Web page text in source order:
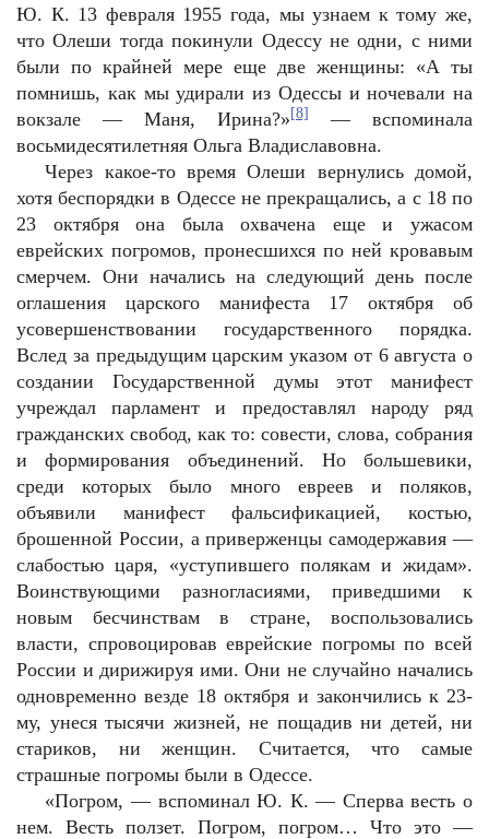
Ю. К. 13 февраля 1955 года, мы узнаем к тому же,
что Олеши тогда покинули Одессу не одни, с ними
были по крайней мере еще две женщины: «А ты
помнишь, как мы удирали из Одессы и ночевали на
вокзале — Маня, Ирина?» [8]
— вспоминала
восьмидесятилетняя Ольга Владиславовна.
Через какое-то время Олеши вернулись домой,
хотя беспорядки в Одессе не прекращались, а с 18 по
23 октября она была охвачена еще и ужасом
еврейских погромов, пронесшихся по ней кровавым
смерчем. Они начались на следующий день после
оглашения царского манифеста 17 октября об
усовершенствовании государственного порядка.
Вслед за предыдущим царским указом от 6 августа о
создании Государственной думы этот манифест
учреждал парламент и предоставлял народу ряд
гражданских свобод, как то: совести, слова, собрания
и формирования объединений. Но большевики,
среди которых было много евреев и поляков,
объявили манифест фальсификацией, костью,
брошенной России, а приверженцы самодержавия —
слабостью царя, «уступившего полякам и жидам».
Воинствующими разногласиями, приведшими к
новым бесчинствам в стране, воспользовались
власти, спровоцировав еврейские погромы по всей
России и дирижируя ими. Они не случайно начались
одновременно везде 18 октября и закончились к 23-
му, унеся тысячи жизней, не пощадив ни детей, ни
стариков, ни женщин. Считается, что самые
страшные погромы были в Одессе.
«Погром, — вспоминал Ю. К. — Сперва весть о
нем. Весть ползет. Погром, погром… Что это —